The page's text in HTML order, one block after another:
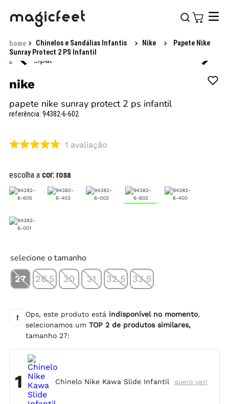
Chinelos e Sandálias Infantis Nike
Papete Nike
Sunray Protect 2 PS Infantil
nike
papete nike sunray protect 2 ps infantil
referência: 94382-6-602
1 avaliação
escolha a cor: rosa
selecione o tamanho
27 28.5 30 31 32.5 33.5
! Ops, este produto está indisponível no momento,
selecionamos umTOP2 de produtos similares,
tamanho 27:
1 Chinelo Nike Kawa Slide Infantil quero ver!